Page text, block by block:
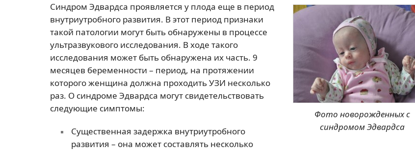
Фото новорожденных c
синдромом Эдвардса
Синдром Эдвардса проявляется у плода еще в период
внутриутробного развития. В этот период признаки
такой патологии могут быть обнаружены в процессе
ультразвукового исследования. В ходе такого
исследования может быть обнаружена их часть. 9
месяцев беременности – период, на протяжении
которого женщина должна проходить УЗИ несколько
раз. О синдроме Эдвардса могут свидетельствовать
следующие симптомы:
Существенная задержка внутриутробного
развития – она может составлять несколько